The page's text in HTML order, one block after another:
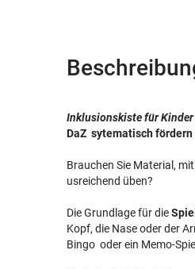
Inklusionskiste für
DaZ sytematisch
Brauchen Sie Material,
usreichend üben?
Die Grundlage für die
Kopf, die Nase oder der
Bingo oder ein Memo-